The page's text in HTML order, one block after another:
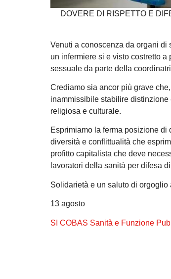
DOVERE DI RISPETTO E
Venuti a conoscenza da organi di
un infermiere si e visto costretto
sessuale da parte della
Crediamo sia ancor più grave
inammissibile stabilire
religiosa e culturale.
Esprimiamo la ferma posizione di
diversità e conflittualità che
profitto capitalista che deve
lavoratori della sanità per difesa
Solidarietà e un saluto di
13 agosto
SI COBAS Sanità e Funzione